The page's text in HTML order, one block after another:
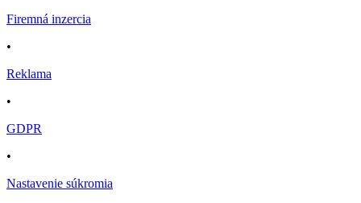
Firemná inzercia
•
Reklama
•
GDPR
•
Nastavenie súkromia